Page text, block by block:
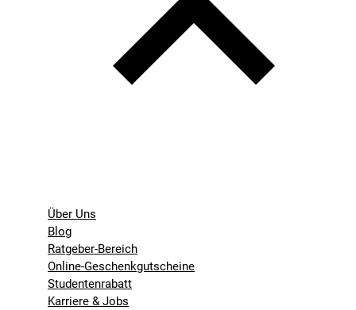
Über Uns
Blog
Ratgeber-Bereich
Online-Geschenkgutscheine
Studentenrabatt
Karriere & Jobs